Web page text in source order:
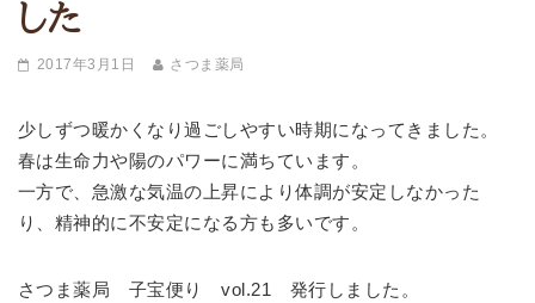
した
2017年3月1日 さつま薬局
少しずつ暖かくなり過ごしやすい時期になってきました。
春は生命力や陽のパワーに満ちています。
一方で、急激な気温の上昇により体調が安定しなかった
り、精神的に不安定になる方も多いです。
さつま薬局 子宝便り vol.21 発行しました。